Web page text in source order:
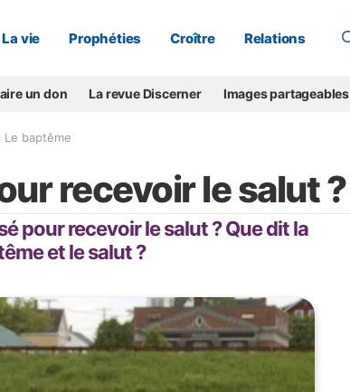
La vie Prophéties Croître Relations
un don La revue Discerner Images partageables
Le baptême
recevoir le salut ?
pour recevoir le salut ? Que dit la
et le salut ?